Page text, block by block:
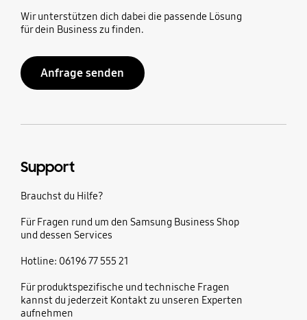
Wir unterstützen dich dabei die passende Lösung
für dein Business zu finden.
Anfrage senden
Support
Brauchst du Hilfe?
Für Fragen rund um den Samsung Business Shop
und dessen Services
Hotline: 06196 77 555 21
Für produktspezifische und technische Fragen
kannst du jederzeit Kontakt zu unseren Experten
aufnehmen